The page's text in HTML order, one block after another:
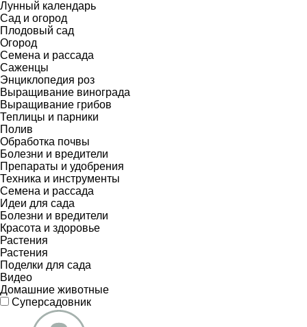
Лунный календарь
Сад и огород
Плодовый сад
Огород
Семена и рассада
Саженцы
Энциклопедия роз
Выращивание винограда
Выращивание грибов
Теплицы и парники
Полив
Обработка почвы
Болезни и вредители
Препараты и удобрения
Техника и инструменты
Семена и рассада
Идеи для сада
Болезни и вредители
Красота и здоровье
Растения
Растения
Поделки для сада
Видео
Домашние животные
Суперсадовник